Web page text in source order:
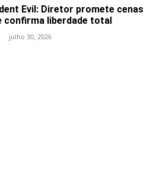
Evil: Diretor promete cenas
confirma liberdade total
julho 30, 2026